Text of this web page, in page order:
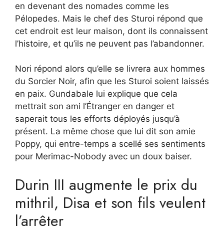
en devenant des nomades comme les
Pélopedes. Mais le chef des Sturoi répond que
cet endroit est leur maison, dont ils connaissent
l’histoire, et qu’ils ne peuvent pas l’abandonner.
Nori répond alors qu’elle se livrera aux hommes
du Sorcier Noir, afin que les Sturoi soient laissés
en paix. Gundabale lui explique que cela
mettrait son ami l’Étranger en danger et
saperait tous les efforts déployés jusqu’à
présent. La même chose que lui dit son amie
Poppy, qui entre-temps a scellé ses sentiments
pour Merimac-Nobody avec un doux baiser.
Durin III augmente le prix du
mithril, Disa et son fils veulent
l’arrêter